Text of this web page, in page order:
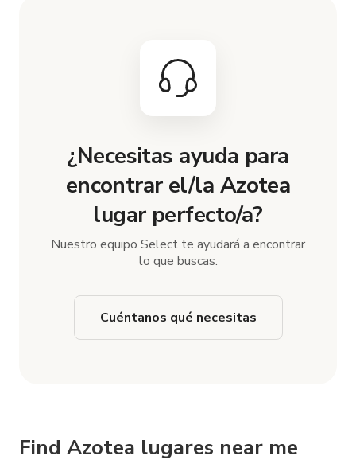
¿Necesitas ayuda para
encontrar el/la Azotea
lugar perfecto/a?
Nuestro equipo Select te ayudará a encontrar
lo que buscas.
Cuéntanos qué necesitas
Find Azotea lugares near me